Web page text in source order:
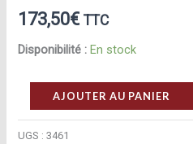
173,50€ TTC
Disponibilité : En stock
quantité
de
Traxxas
AJOUTER AU PANIER
UGS :3461